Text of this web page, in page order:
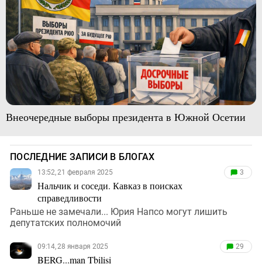
Внеочередные выборы президента в Южной Осетии
ПОСЛЕДНИЕ ЗАПИСИ В БЛОГАХ
13:52, 21 февраля 2025
Нальчик и соседи. Кавказ в поисках
справедливости
3
Раньше не замечали... Юрия Напсо могут лишить
депутатских полномочий
09:14, 28 января 2025
BERG...man Tbilisi
29